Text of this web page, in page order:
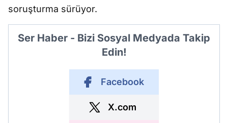
soruşturma sürüyor.
Ser Haber - Bizi Sosyal Medyada Takip
Edin!
Facebook
X.com